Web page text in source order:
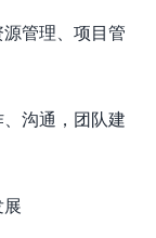
管理、项目管
沟通，团队建